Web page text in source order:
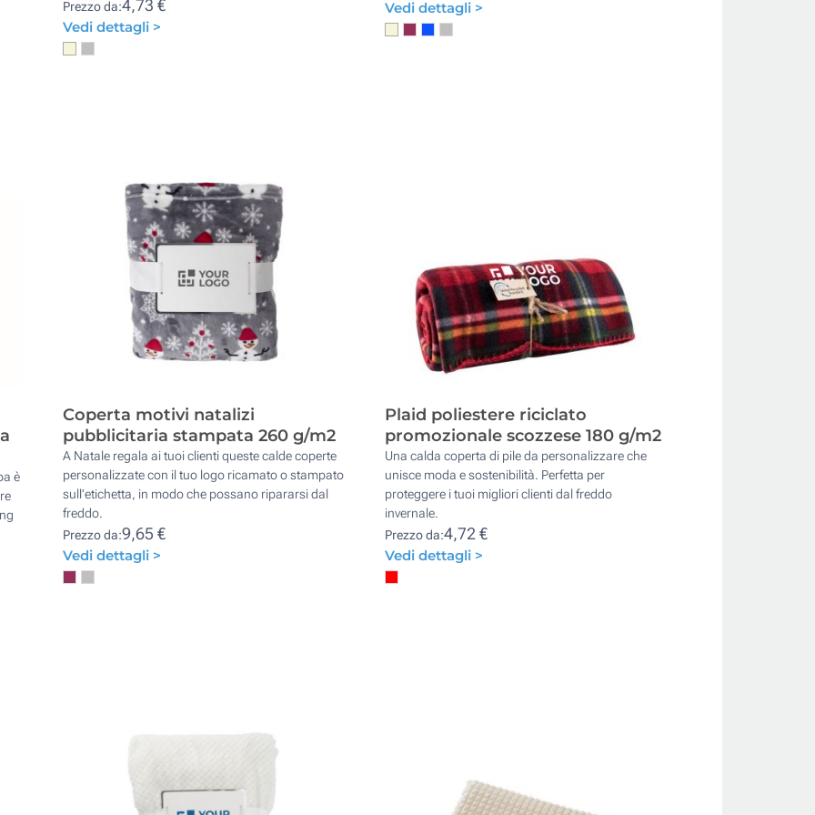
Prezzo da:4,73 €
Vedi dettagli >
Vedi dettagli >
è
Coperta motivi natalizi
pubblicitaria stampata 260 g/m2
A Natale regala ai tuoi clienti queste calde coperte
personalizzate con il tuo logo ricamato o stampato
sull'etichetta, in modo che possano ripararsi dal
freddo.
Prezzo da:9,65 €
Vedi dettagli >
Plaid poliestere riciclato
promozionale scozzese 180 g/m2
Una calda coperta di pile da personalizzare che
unisce moda e sostenibilità. Perfetta per
proteggere i tuoi migliori clienti dal freddo
invernale.
Prezzo da:4,72 €
Vedi dettagli >